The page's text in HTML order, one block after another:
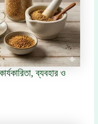
ব্যবহার ও